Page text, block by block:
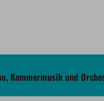
Kammermusik und